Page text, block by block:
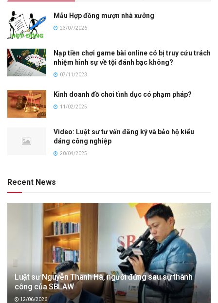
Mẫu Hợp đồng mượn nhà xưởng
23/07/2026
Nạp tiền chơi game bài online có bị truy cứu trách
nhiệm hình sự về tội đánh bạc không?
07/11/2023
Kinh doanh đồ chơi tình dục có phạm pháp?
11/02/2025
Video: Luật sư tư vấn đăng ký và bảo hộ kiểu
dáng công nghiệp
20/04/2025
Recent News
Luật sư Nguyễn Thanh Hà, người đứng sau sự thành
công của SBLAW
12/06/2026